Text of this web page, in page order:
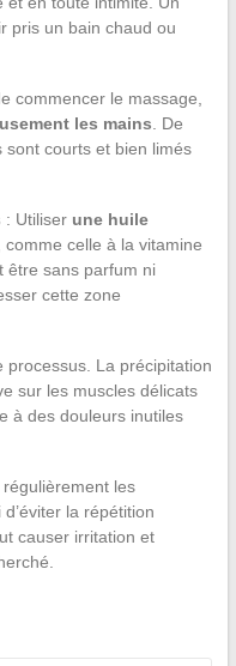
pris un bain chaud ou
commencer le massage,
les mains . De
sont courts et bien limés
: Utiliser une huile
comme celle à la vitamine
être sans parfum ni
cette zone
La précipitation
sur les muscles délicats
à des douleurs inutiles
régulièrement les
la répétition
causer irritation et